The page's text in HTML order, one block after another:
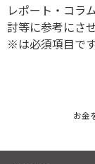
レポート・コラ
討等に参考にさ
※は必須項目です
お金